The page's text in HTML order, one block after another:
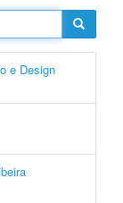
e Design